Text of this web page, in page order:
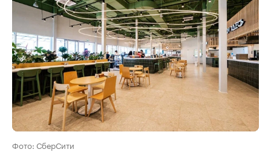
Фото: СберСити